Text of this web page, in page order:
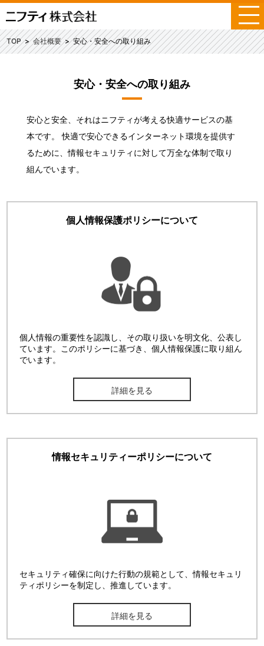
メ
ニ
ュ
ー
TOP 会社概要 安心・安全への取り組み
安心・安全への取り組み
安心と安全、それはニフティが考える快適サービスの基
本です。 快適で安心できるインターネット環境を提供す
るために、情報セキュリティに対して万全な体制で取り
組んでいます。
個人情報保護ポリシーについて
個人情報の重要性を認識し、その取り扱いを明文化、公表し
ています。このポリシーに基づき、個人情報保護に取り組ん
でいます。
詳細を見る
情報セキュリティーポリシーについて
セキュリティ確保に向けた行動の規範として、情報セキュリ
ティポリシーを制定し、推進しています。
詳細を見る